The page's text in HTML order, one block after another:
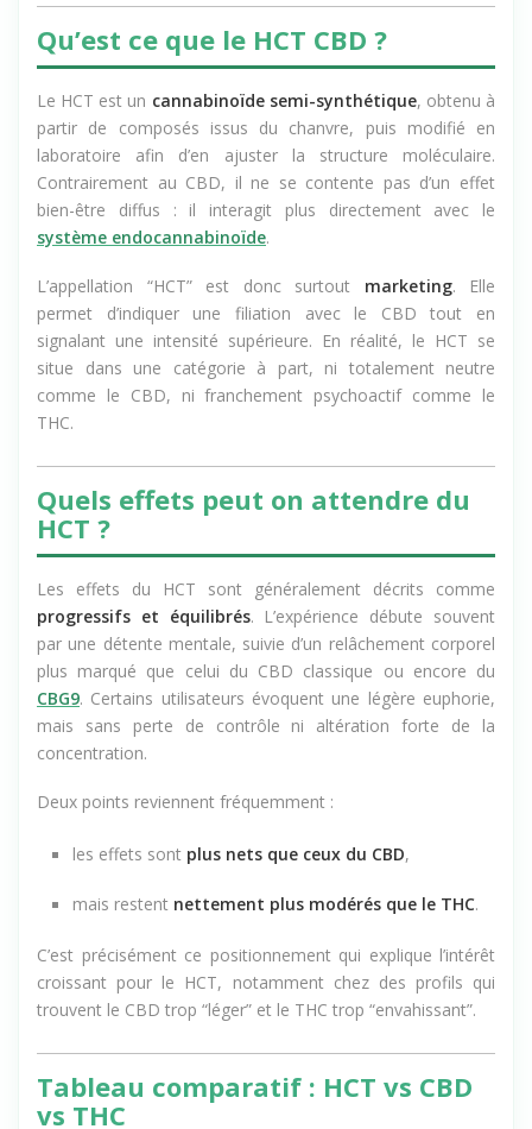
subsistent. Clarifions-les proprement.
Qu’est ce que le HCT CBD ?
Le HCT est uncannabinoïde semi-synthétique, obtenu à
partir de composés issus du chanvre, puis modifié en
laboratoire afin d’en ajuster la structure moléculaire.
Contrairement au CBD, il ne se contente pas d’un effet
système endocannabinoïde.
L’appellation “HCT” est donc surtoutmarketing. Elle
permet d’indiquer une filiation avec le CBD tout en
signalant une intensité supérieure. En réalité, le HCT se
situe dans une catégorie à part, ni totalement neutre
THC.
Quels effets peut on attendre du
HCT ?
Les effets du HCT sont généralement décrits comme
progressifs et équilibrés . L’expérience débute souvent
par une détente mentale, suivie d’un relâchement corporel
plus marqué que celui du CBD classique ou encore du
CBG9. Certains utilisateurs évoquent une légère euphorie,
concentration.
Deux points reviennent fréquemment :
les effets sontplus nets que ceux du CBD,
mais restentnettement plus modérés que le THC.
C’est précisément ce positionnement qui explique l’intérêt
trouvent le CBD trop “léger” et le THC trop “envahissant”.